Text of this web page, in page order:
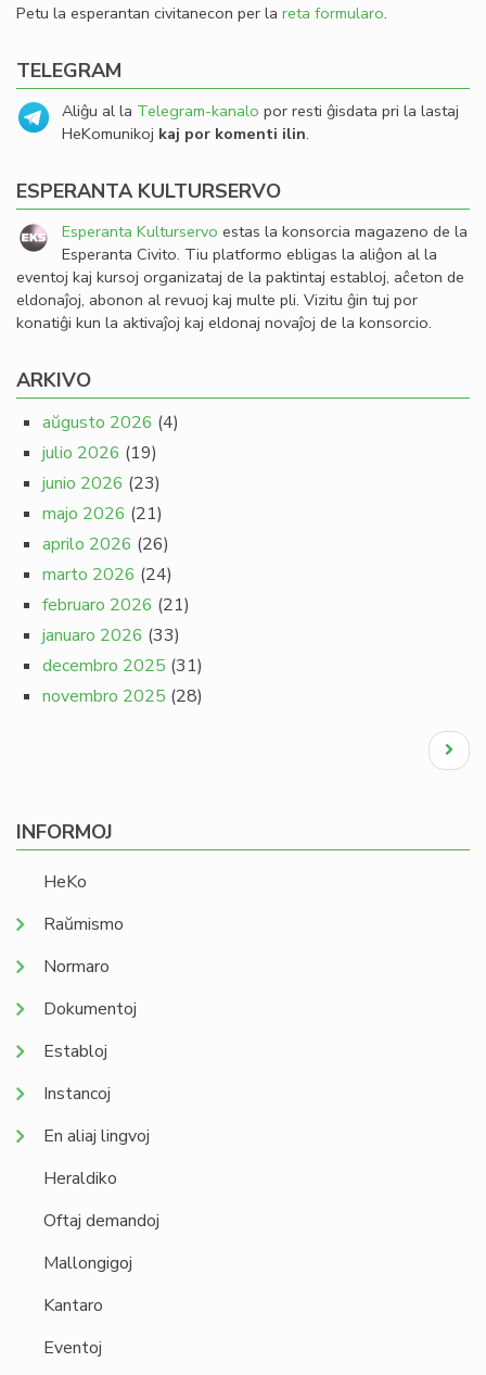
Petu la esperantan civitanecon per la reta formularo.
TELEGRAM
Aliĝu al la Telegram-kanalo por resti ĝisdata pri la lastaj
HeKomunikoj kaj por komenti ilin.
ESPERANTA KULTURSERVO
Esperanta Kulturservo estas la konsorcia magazeno de la
Esperanta Civito. Tiu platformo ebligas la aliĝon al la
eventoj kaj kursoj organizataj de la paktintaj establoj, aĉeton de
eldonaĵoj, abonon al revuoj kaj multe pli. Vizitu ĝin tuj por
konatiĝi kun la aktivaĵoj kaj eldonaj novaĵoj de la konsorcio.
ARKIVO
aŭgusto 2026 (4)
julio 2026 (19)
junio 2026 (23)
majo 2026 (21)
aprilo 2026 (26)
marto 2026 (24)
februaro 2026 (21)
januaro 2026 (33)
decembro 2025 (31)
novembro 2025 (28)
Next
page
INFORMOJ
HeKo
Raŭmismo
Normaro
Dokumentoj
Establoj
Instancoj
En aliaj lingvoj
Heraldiko
Oftaj demandoj
Mallongigoj
Kantaro
Eventoj